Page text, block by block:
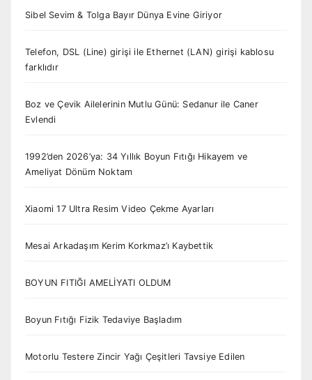
Sibel Sevim & Tolga Bayır Dünya Evine Giriyor
Telefon, DSL (Line) girişi ile Ethernet (LAN) girişi kablosu
farklıdır
Boz ve Çevik Ailelerinin Mutlu Günü: Sedanur ile Caner
Evlendi
1992’den 2026’ya: 34 Yıllık Boyun Fıtığı Hikayem ve
Ameliyat Dönüm Noktam
Xiaomi 17 Ultra Resim Video Çekme Ayarları
Mesai Arkadaşım Kerim Korkmaz’ı Kaybettik
BOYUN FITIĞI AMELİYATI OLDUM
Boyun Fıtığı Fizik Tedaviye Başladım
Motorlu Testere Zincir Yağı Çeşitleri Tavsiye Edilen